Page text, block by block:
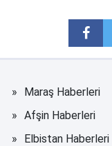
Maraş Haberleri
Afşin Haberleri
Elbistan Haberleri